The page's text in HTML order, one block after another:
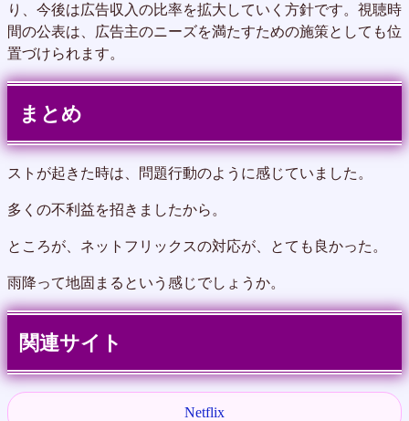
り、今後は広告収入の比率を拡大していく方針です。視聴時
間の公表は、広告主のニーズを満たすための施策としても位
置づけられます。
まとめ
ストが起きた時は、問題行動のように感じていました。
多くの不利益を招きましたから。
ところが、ネットフリックスの対応が、とても良かった。
雨降って地固まるという感じでしょうか。
関連サイト
Netflix